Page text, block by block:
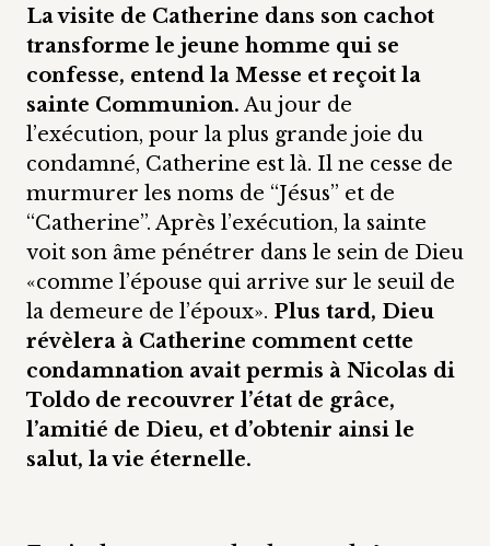
La visite de Catherine dans son cachot
transforme le jeune homme qui se
confesse, entend la Messe et reçoit la
sainte Communion. Au jour de
l’exécution, pour la plus grande joie du
condamné, Catherine est là. Il ne cesse de
murmurer les noms de “Jésus” et de
“Catherine”. Après l’exécution, la sainte
voit son âme pénétrer dans le sein de Dieu
«comme l’épouse qui arrive sur le seuil de
la demeure de l’époux». Plus tard, Dieu
révèlera à Catherine comment cette
condamnation avait permis à Nicolas di
Toldo de recouvrer l’état de grâce,
l’amitié de Dieu, et d’obtenir ainsi le
salut, la vie éternelle.